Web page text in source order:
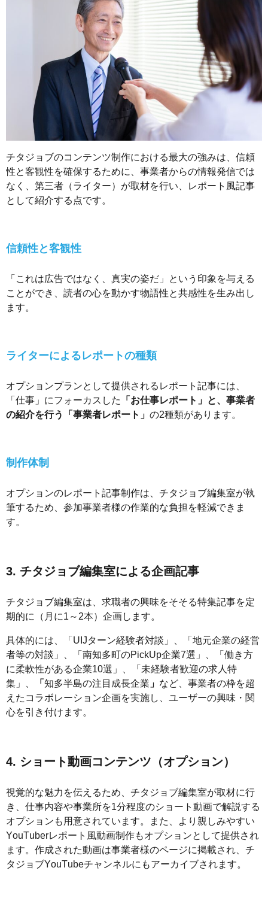
チタジョブのコンテンツ制作における最大の強みは、信頼
性と客観性を確保するために、事業者からの情報発信では
なく、第三者（ライター）が取材を行い、レポート風記事
として紹介する点です。
信頼性と客観性
「これは広告ではなく、真実の姿だ」という印象を与える
ことができ、読者の心を動かす物語性と共感性を生み出し
ます。
ライターによるレポートの種類
オプションプランとして提供されるレポート記事には、
「仕事」にフォーカスした
「お仕事レポート」と、事業者
の紹介を行う「事業者レポート」 の2種類があります。
制作体制
オプションのレポート記事制作は、チタジョブ編集室が執
筆するため、参加事業者様の作業的な負担を軽減できま
す。
3. チタジョブ編集室による企画記事
チタジョブ編集室は、求職者の興味をそそる特集記事を定
期的に（月に1～2本）企画します。
具体的には、「UIJターン経験者対談」、「地元企業の経営
者等の対談」、「南知多町のPickUp企業7選」、「働き方
に柔軟性がある企業10選」、「未経験者歓迎の求人特
集」、
「 知多半島の注目成長企業 」 など、事業者の枠を超
えたコラボレーション企画を実施し、ユーザーの興味・関
心を引き付けます。
4. ショート動画コンテンツ（オプション）
視覚的な魅力を伝えるため、チタジョブ編集室が取材に行
き、仕事内容や事業所を1分程度のショート動画で解説する
オプションも用意されています。また、より親しみやすい
YouTuberレポート風動画制作もオプションとして提供され
ます。作成された動画は事業者様のページに掲載され、チ
タジョブYouTubeチャンネルにもアーカイブされます。